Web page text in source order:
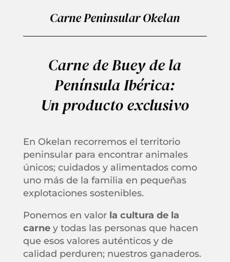
Carne Peninsular Okelan
Carne de Buey de la
Península Ibérica:
Un producto exclusivo
En Okelan recorremos el territorio
peninsular para encontrar animales
únicos; cuidados y alimentados como
uno más de la familia en pequeñas
explotaciones sostenibles.
Ponemos en valor la cultura de la
carney todas las personas que hacen
que esos valores auténticos y de
calidad perduren; nuestros ganaderos.